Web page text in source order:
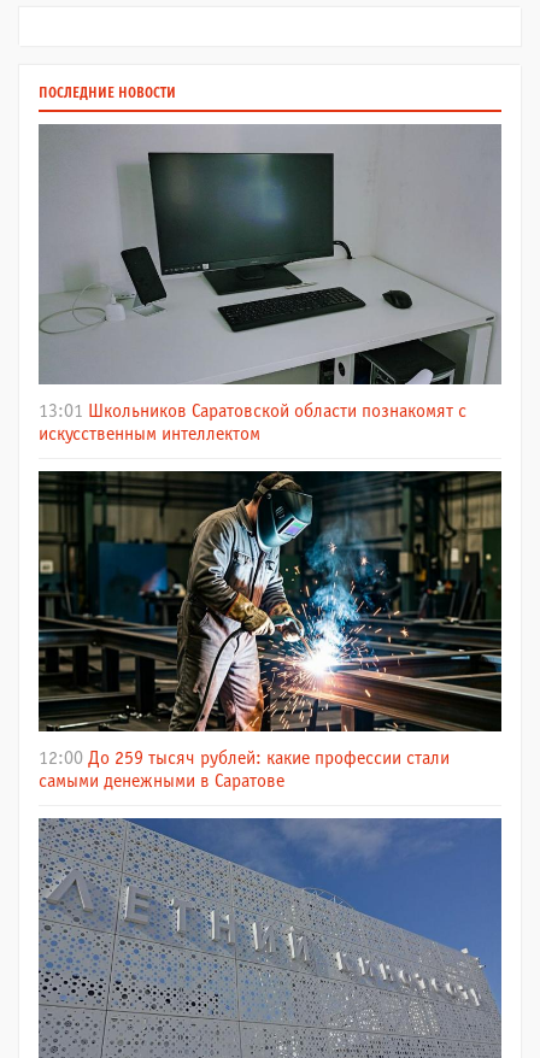
ПОСЛЕДНИЕ НОВОСТИ
13:01 Школьников Саратовской области познакомят с
искусственным интеллектом
12:00 До 259 тысяч рублей: какие профессии стали
самыми денежными в Саратове